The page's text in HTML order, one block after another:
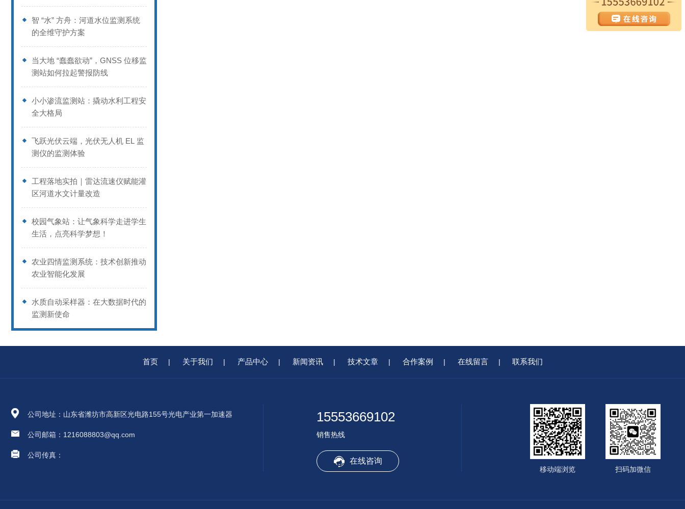
智 “水” 方舟：河道水位监测系统
的全维守护方案
当大地 “蠢蠢欲动”，GNSS 位移监
测站如何拉起警报防线
小小渗流监测站：撬动水利工程安
全大格局
飞跃光伏云端，光伏无人机 EL 监
测仪的监测体验
工程落地实拍｜雷达流速仪赋能灌
区河道水文计量改造
校园气象站：让气象科学走进学生
生活，点亮科学梦想！
农业四情监测系统：技术创新推动
农业智能化发展
水质自动采样器：在大数据时代的
监测新使命
首页 | 关于我们 | 产品中心 | 新闻资讯 | 技术文章 | 合作案例 | 在线留言 | 联系我们
公司地址：山东省潍坊市高新区光电路155号光电产业第一加速器
公司邮箱：1216088803@qq.com
公司传真：
15553669102
销售热线
在线咨询
扫码加微信
移动端浏览